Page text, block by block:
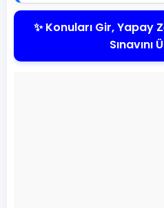
✨ Konuları Gir, Yapay
Sınavını